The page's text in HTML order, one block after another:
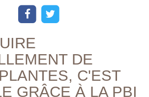
DE
C'EST
GRÂCE À LA PBI